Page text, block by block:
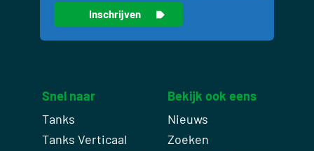
Snel naar
Tanks
Tanks Verticaal
Bekijk ook eens
Nieuws
Zoeken